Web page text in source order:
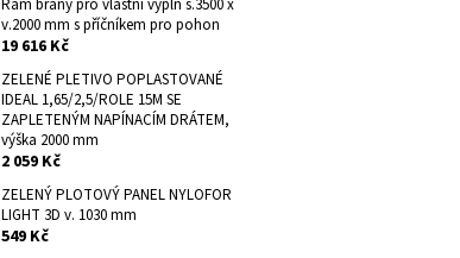
Rám brány pro vlastní výplň š.3500 x
v.2000 mm s příčníkem pro pohon
19 616 Kč
ZELENÉ PLETIVO POPLASTOVANÉ
IDEAL 1,65/2,5/ROLE 15M SE
ZAPLETENÝM NAPÍNACÍM DRÁTEM,
výška 2000 mm
2 059 Kč
ZELENÝ PLOTOVÝ PANEL NYLOFOR
LIGHT 3D v. 1030 mm
549 Kč